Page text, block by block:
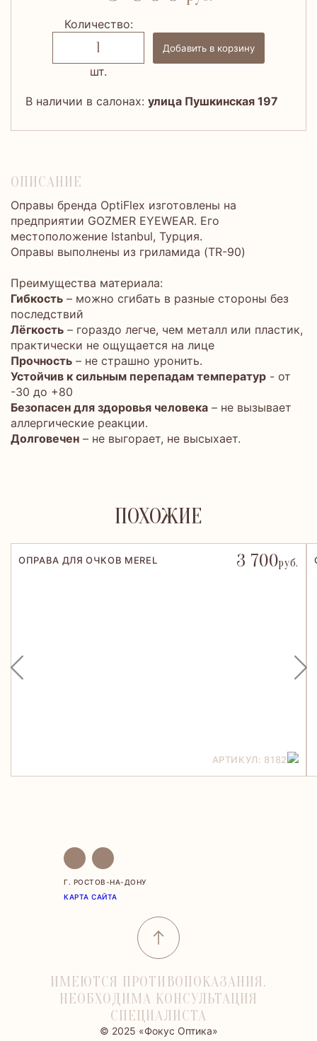
Количество:
шт.
Добавить в корзину
В наличии в салонах: улица Пушкинская 197
ОПИСАНИЕ
Оправы бренда OptiFlex изготовлены на
предприятии GOZMER EYEWEAR. Его
местоположение Istanbul, Турция.
Оправы выполнены из гриламида (TR-90)
Преимущества материала:
Гибкость – можно сгибать в разные стороны без
последствий
Лёгкость – гораздо легче, чем металл или пластик,
практически не ощущается на лице
Прочность – не страшно уронить.
Устойчив к сильным перепадам температур - от
-30 до +80
Безопасен для здоровья человека – не вызывает
аллергические реакции.
Долговечен – не выгорает, не высыхает.
ПОХОЖИЕ
ОПРАВА ДЛЯ ОЧКОВ MEREL 3 700руб.
АРТИКУЛ: 8182
Г. РОСТОВ-НА-ДОНУ
КАРТА САЙТА
ИМЕЮТСЯ ПРОТИВОПОКАЗАНИЯ.
НЕОБХОДИМА КОНСУЛЬТАЦИЯ
СПЕЦИАЛИСТА
© 2025 «Фокус Оптика»